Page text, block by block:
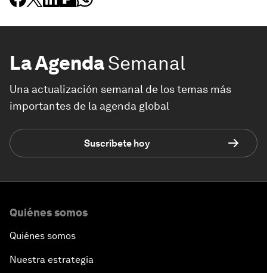
La AgendaSemanal
Una actualización semanal de los temas más
importantes de la agenda global
Suscríbete hoy
Quiénes somos
Quiénes somos
Nuestra estrategia